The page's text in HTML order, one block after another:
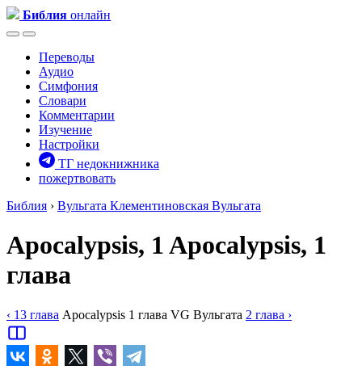
Библия онлайн
Переводы
Аудио
Симфония
Словари
Комментарии
Изучение
Настройки
ТГ недокнижника
пожертвовать
Библия › Вульгата Клементиновская Вульгата
Apocalypsis, 1Apocalypsis, 1
глава
‹ 13 глава Apocalypsis 1 глава VG Вульгата 2 глава ›